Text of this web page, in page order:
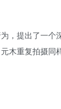
，提出了一
木重复拍摄